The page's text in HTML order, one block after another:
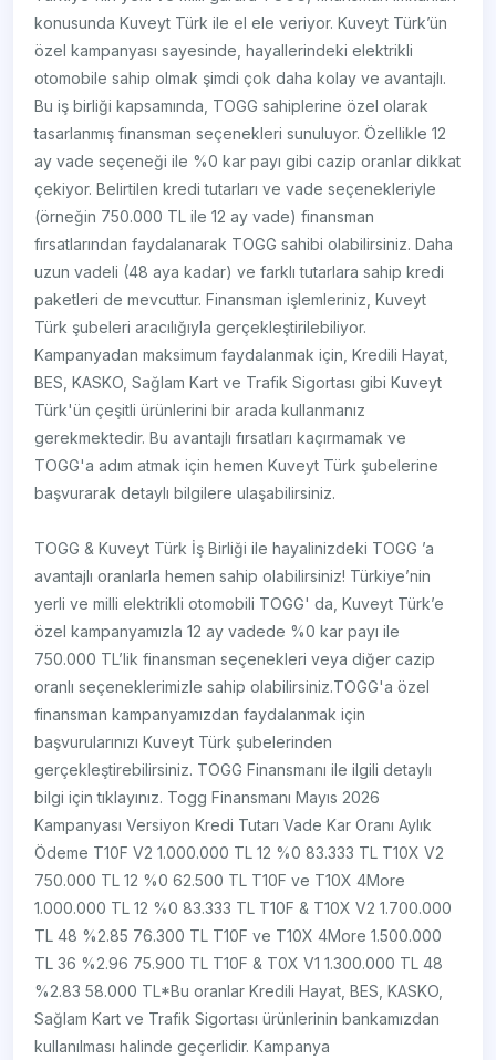
konusunda Kuveyt Türk ile el ele veriyor. Kuveyt Türk’ün
özel kampanyası sayesinde, hayallerindeki elektrikli
otomobile sahip olmak şimdi çok daha kolay ve avantajlı.
Bu iş birliği kapsamında, TOGG sahiplerine özel olarak
tasarlanmış finansman seçenekleri sunuluyor. Özellikle 12
ay vade seçeneği ile %0 kar payı gibi cazip oranlar dikkat
çekiyor. Belirtilen kredi tutarları ve vade seçenekleriyle
(örneğin 750.000 TL ile 12 ay vade) finansman
fırsatlarından faydalanarak TOGG sahibi olabilirsiniz. Daha
uzun vadeli (48 aya kadar) ve farklı tutarlara sahip kredi
paketleri de mevcuttur. Finansman işlemleriniz, Kuveyt
Türk şubeleri aracılığıyla gerçekleştirilebiliyor.
Kampanyadan maksimum faydalanmak için, Kredili Hayat,
BES, KASKO, Sağlam Kart ve Trafik Sigortası gibi Kuveyt
Türk'ün çeşitli ürünlerini bir arada kullanmanız
gerekmektedir. Bu avantajlı fırsatları kaçırmamak ve
TOGG'a adım atmak için hemen Kuveyt Türk şubelerine
başvurarak detaylı bilgilere ulaşabilirsiniz.
TOGG & Kuveyt Türk İş Birliği ile hayalinizdeki TOGG ’a
avantajlı oranlarla hemen sahip olabilirsiniz! Türkiye’nin
yerli ve milli elektrikli otomobili TOGG' da, Kuveyt Türk’e
özel kampanyamızla 12 ay vadede %0 kar payı ile
750.000 TL’lik finansman seçenekleri veya diğer cazip
oranlı seçeneklerimizle sahip olabilirsiniz.TOGG'a özel
finansman kampanyamızdan faydalanmak için
başvurularınızı Kuveyt Türk şubelerinden
gerçekleştirebilirsiniz. TOGG Finansmanı ile ilgili detaylı
bilgi için tıklayınız. Togg Finansmanı Mayıs 2026
Kampanyası Versiyon Kredi Tutarı Vade Kar Oranı Aylık
Ödeme T10F V2 1.000.000 TL 12 %0 83.333 TL T10X V2
750.000 TL 12 %0 62.500 TL T10F ve T10X 4More
1.000.000 TL 12 %0 83.333 TL T10F & T10X V2 1.700.000
TL 48 %2.85 76.300 TL T10F ve T10X 4More 1.500.000
TL 36 %2.96 75.900 TL T10F & T0X V1 1.300.000 TL 48
%2.83 58.000 TL*Bu oranlar Kredili Hayat, BES, KASKO,
Sağlam Kart ve Trafik Sigortası ürünlerinin bankamızdan
kullanılması halinde geçerlidir. Kampanya